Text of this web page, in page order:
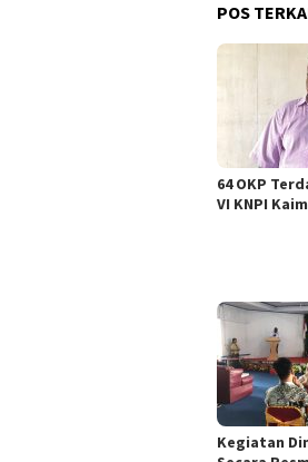
POS
64 OKP
VI KNPI
Kegiatan